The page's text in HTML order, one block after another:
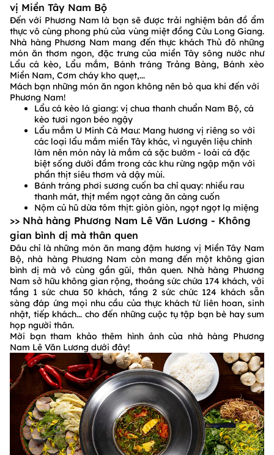
vị Miền Tây Nam Bộ
Đến với Phương Nam là bạn sẽ được trải nghiệm bản đồ ẩm
thực vô cùng phong phú của vùng miệt đồng Cửu Long Giang.
Nhà hàng Phương Nam mang đến thực khách Thủ đô những
món ăn thơm ngon, đặc trưng của miền Tây sông nước như
Lẩu cá kèo, Lẩu mắm, Bánh tráng Trảng Bàng, Bánh xèo
Miền Nam, Cơm cháy kho quẹt,...
Mách bạn những món ăn ngon không nên bỏ qua khi đến với
Phương Nam!
Lẩu cá kèo lá giang: vị chua thanh chuẩn Nam Bộ, cá
kèo tươi ngon béo ngậy
Lẩu mắm U Minh Cà Mau: Mang hương vị riêng so với
các loại lẩu mắm miền Tây khác, vì nguyên liệu chính
làm nên món này là mắm cá sặc bướm - loài cá đặc
biệt sống dưới đầm trong các khu rừng ngập mặn với
phần thịt siêu thơm và dậy mùi.
Bánh tráng phơi sương cuốn ba chỉ quay: nhiều rau
thanh mát, thịt mềm ngọt càng ăn càng cuốn
Nộm củ hũ dừa tôm thịt: giòn giòn, ngọt ngọt lạ miệng
>> Nhà hàng Phương Nam Lê Văn Lương - Không
gian bình dị mà thân quen
Đâu chỉ là những món ăn mang đậm hương vị Miền Tây Nam
Bộ, nhà hàng Phương Nam còn mang đến một không gian
bình dị mà vô cùng gần gũi, thân quen. Nhà hàng Phương
Nam sở hữu không gian rộng, thoáng sức chứa 174 khách, với
tầng 1 sức chưa 50 khách, tầng 2 sức chức 124 khách sẵn
sàng đáp ứng mọi nhu cầu của thực khách từ liên hoan, sinh
nhật, tiếp khách... cho đến những cuộc tụ tập bạn bè hay sum
họp người thân.
Mời bạn tham khảo thêm hình ảnh của nhà hàng Phương
Nam Lê Văn Lương dưới đây!